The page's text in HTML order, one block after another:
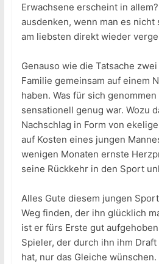
Erwachsene erscheint in
ausdenken, wenn man es
am liebsten direkt wieder
Genauso wie die Tatsache
Familie gemeinsam auf einem
haben. Was für sich
sensationell genug war. Wozu
Nachschlag in Form von
auf Kosten eines jungen
wenigen Monaten ernste
seine Rückkehr in den Sport
Alles Gute diesem jungen
Weg finden, der ihn glücklich
ist er fürs Erste gut
Spieler, der durch ihn ihm
hat, nur das Gleiche wünschen.